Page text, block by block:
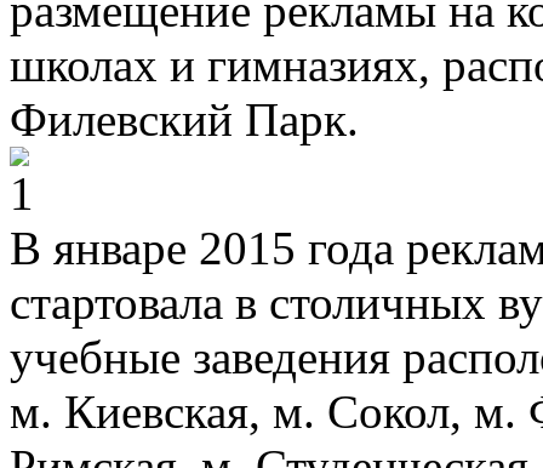
школах и гимназиях,
Филевский Парк.
В январе 2015 года
стартовала в столичных
учебные заведения
м. Киевская, м. Сокол,